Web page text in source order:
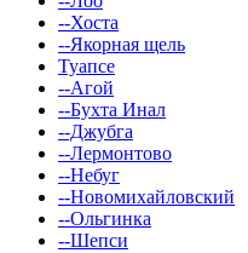
--Хоста
--Якорная щель
Туапсе
--Агой
--Бухта Инал
--Джубга
--Лермонтово
--Небуг
--Новомихайловский
--Ольгинка
--Шепси